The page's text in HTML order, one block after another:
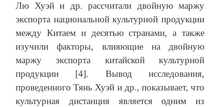
Лю Хуэй и др. рассчитали двойную маржу
экспорта национальной культурной продукции
между Китаем и десятью странами, а также
изучили факторы, влияющие на двойную
маржу экспорта китайской культурной
продукции [4]. Вывод исследования,
проведенного Тянь Хуэй и др., показывает, что
культурная дистанция является одним из